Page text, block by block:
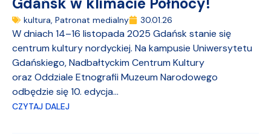
kultura, Patronat medialny 30.01.26
W dniach 14–16 listopada 2025 Gdańsk stanie się
centrum kultury nordyckiej. Na kampusie Uniwersytetu
Gdańskiego, Nadbałtyckim Centrum Kultury
oraz Oddziale Etnografii Muzeum Narodowego
odbędzie się 10. edycja...
CZYTAJ DALEJ